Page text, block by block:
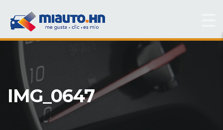
IMG_0647